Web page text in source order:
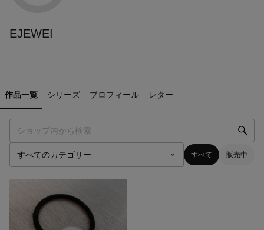
EJEWEI
作品一覧 シリーズ プロフィール レター
すべて 販売中